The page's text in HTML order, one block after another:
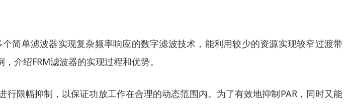
简单滤波器实现复杂频率响应的数字滤波技术，能利用较少的资源实现较窄过渡带
介绍FRM滤波器的实现过程和优势。
限幅抑制，以保证功放工作在合理的动态范围内。为了有效地抑制PAR，同时又能